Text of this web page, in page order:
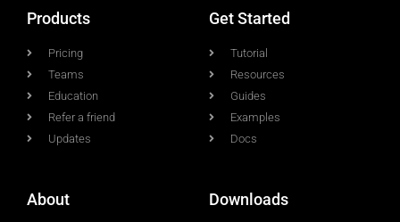
Products
Pricing
Teams
Education
Refer a friend
Updates
Get Started
Tutorial
Resources
Guides
Examples
Docs
About Downloads